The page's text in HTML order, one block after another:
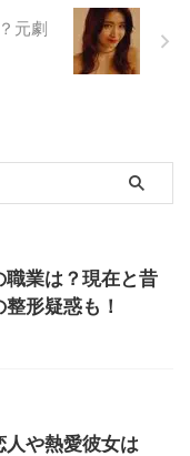
元劇
業は？現在と昔
形疑惑も！
人や熱愛彼女は